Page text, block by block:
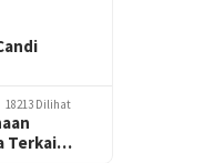
18213 Dilihat
Terkai…